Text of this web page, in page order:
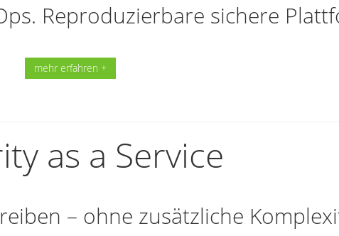
Reproduzierbare sichere
mehr erfahren +
as a Service
– ohne zusätzliche